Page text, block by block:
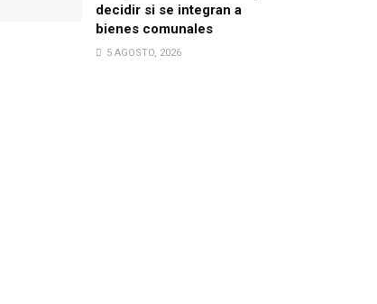
decidir si se integran a
bienes comunales
5 AGOSTO, 2026